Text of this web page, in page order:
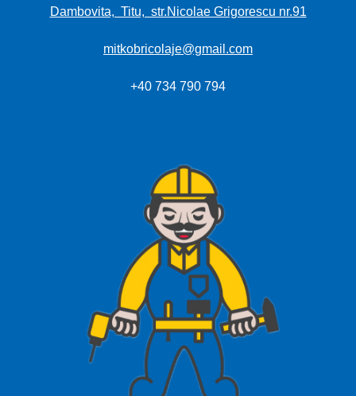
Dambovita, Titu, str.Nicolae Grigorescu nr.91
mitkobricolaje@gmail.com
+40 734 790 794